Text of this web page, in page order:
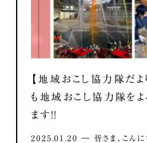
【地域おこし協力隊だ
も地域おこし協力隊をよ
ます！！
2025.01.20 ― 皆さま、こんに